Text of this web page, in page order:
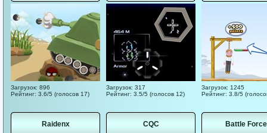
Загрузок: 896
Рейтинг: 3.6/5 (голосов 17)
Загрузок: 317
Рейтинг: 3.5/5 (голосов 12)
Загрузок: 1245
Рейтинг: 3.8/5
Raidenx CQC Battle Force